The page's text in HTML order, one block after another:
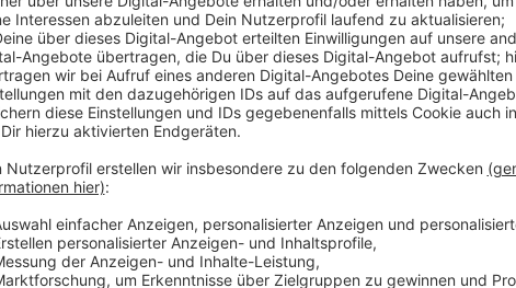
Hört hier das neue Album von Miley Cyrus
Anzeige
Darum geht es im neuen Album
Anzeige